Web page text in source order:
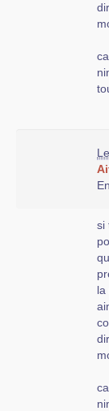
si
la